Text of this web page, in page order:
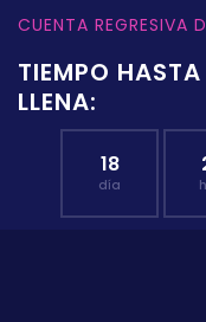
CUENTA REGRESIVA
TIEMPO
LLENA:
18
día